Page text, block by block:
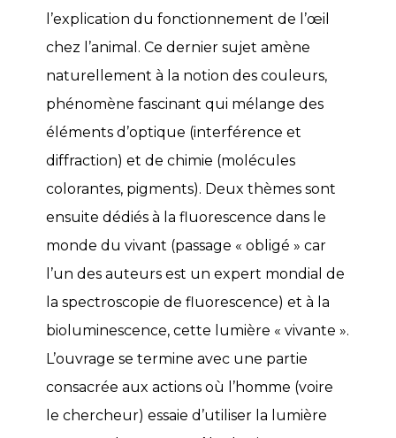
l’explication du fonctionnement de l’œil
chez l’animal. Ce dernier sujet amène
naturellement à la notion des couleurs,
phénomène fascinant qui mélange des
éléments d’optique (interférence et
diffraction) et de chimie (molécules
colorantes, pigments). Deux thèmes sont
ensuite dédiés à la fluorescence dans le
monde du vivant (passage « obligé » car
l’un des auteurs est un expert mondial de
la spectroscopie de fluorescence) et à la
bioluminescence, cette lumière « vivante ».
L’ouvrage se termine avec une partie
consacrée aux actions où l’homme (voire
le chercheur) essaie d’utiliser la lumière